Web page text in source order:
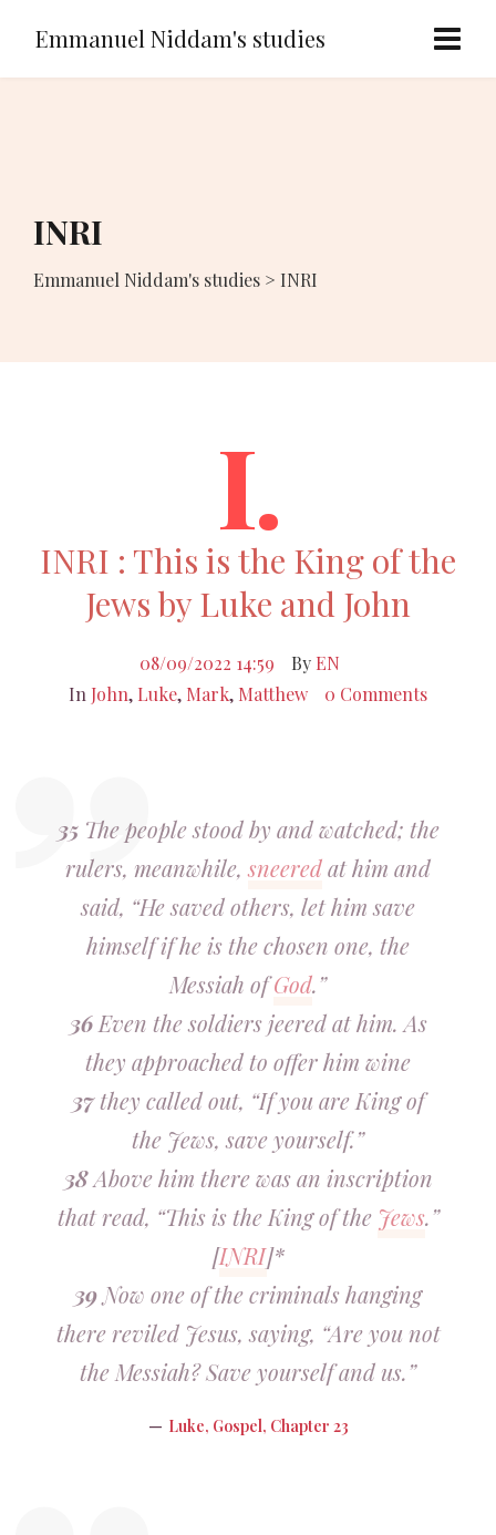
Emmanuel Niddam's studies
INRI
Emmanuel Niddam's studies > INRI
I.
INRI : This is the King of the
Jews by Luke and John
08/09/2022 14:59 By EN
In John, Luke, Mark, Matthew 0 Comments
35The people stood by and watched; the
rulers, meanwhile,sneeredat him and
said, “He saved others, let him save
himself if he is the chosen one, the
Messiah ofGod.”
36Even the soldiers jeered at him. As
they approached to offer him wine
37they called out, “If you are King of
the Jews, save yourself.”
38Above him there was an inscription
that read, “This is the King of the Jews.”
[INRI]*
39 Now one of the criminals hanging
there reviled Jesus, saying, “Are you not
the Messiah? Save yourself and us.”
Luke, Gospel, Chapter 23